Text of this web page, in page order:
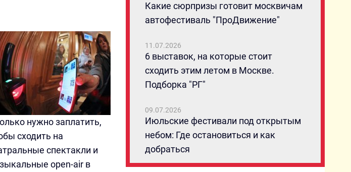
нужно заплатить,
сходить на
спектакли и
open-air в
Какие сюрпризы готовит москвичам
автофестиваль "ПроДвижение"
11.07.2026
6 выставок, на которые стоит
сходить этим летом в Москве.
Подборка "РГ"
09.07.2026
Июльские фестивали под открытым
небом: Где остановиться и как
добраться